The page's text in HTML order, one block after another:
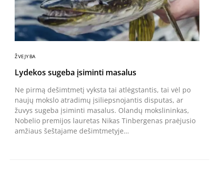
ŽVEJYBA
Lydekos sugeba įsiminti masalus
Ne pirmą dešimtmetį vyksta tai atlėgstantis, tai vėl po
naujų mokslo atradimų įsiliepsnojantis disputas, ar
žuvys sugeba įsiminti masalus. Olandų mokslininkas,
Nobelio premijos lauretas Nikas Tinbergenas praėjusio
amžiaus šeštajame dešimtmetyje…